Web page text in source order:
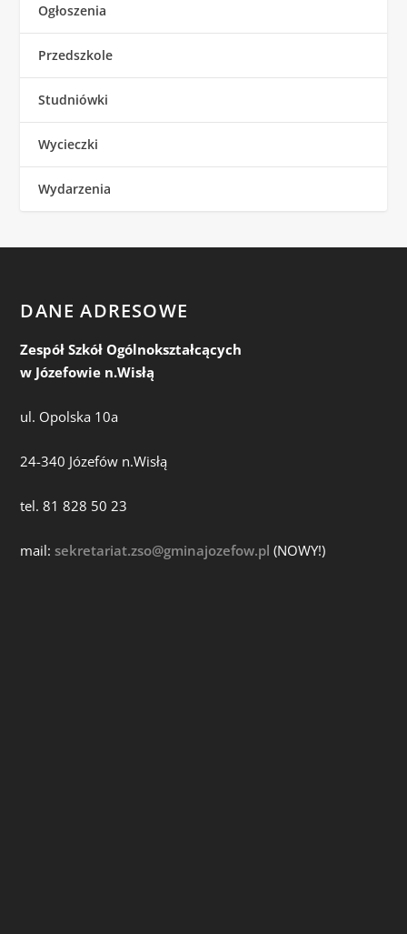
Ogłoszenia
Przedszkole
Studniówki
Wycieczki
Wydarzenia
DANE ADRESOWE
Zespół Szkół Ogólnokształcących
w Józefowie n.Wisłą
ul. Opolska 10a
24-340 Józefów n.Wisłą
tel. 81 828 50 23
mail:sekretariat.zso@gminajozefow.pl (NOWY!)